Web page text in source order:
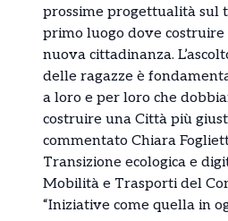
prossime progettualità sul
primo luogo dove
nuova cittadinanza.
delle ragazze è
a loro e per loro che
costruire una Città più
commentato Chiara
Transizione ecologica e
Mobilità e Trasporti del
“Iniziative come quella in